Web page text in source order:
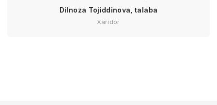
Dilnoza Tojiddinova, talaba
Xaridor